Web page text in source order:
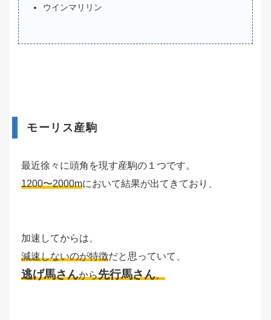
ウインマリリン
モーリス産駒
最近徐々に頭角を現す産駒の１つです。
1200〜2000mにおいて結果が出てきており、
加速してからは、
減速しないのが特徴だと思っていて、
逃げ馬さんから先行馬さん。